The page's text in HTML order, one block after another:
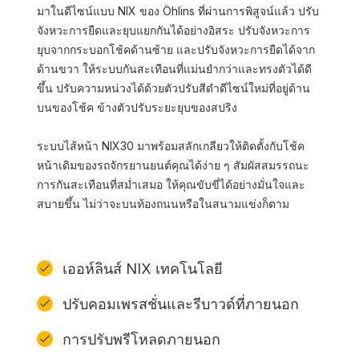
มาในดีไซน์แบบ NIX ของ Öhlins ที่ผ่านการพิสูจน์แล้ว ปรับ
จังหวะการยืดและยุบแยกกันได้อย่างอิสระ ปรับจังหวะการ
ยุบจากกระบอกโช้คด้านซ้าย และปรับจังหวะการยืดได้จาก
ด้านขวา ให้ระบบกันสะเทือนที่แม่นยำกว่าและทรงตัวได้ดี
ขึ้น ปรับความหน่วงได้ด้วยตัวปรับสีดำดีไซน์ใหม่ที่อยู่ด้าน
บนของโช้ค ข้างตัวปรับระยะยุบของสปริง
ระบบไส้หน้า NIX30 มาพร้อมสลักเกลียวให้ติดตั้งกับโช้ค
หน้าเดิมของรถจักรยานยนต์คุณได้ง่าย ๆ สัมผัสสมรรถนะ
การกันสะเทือนที่สม่ำเสมอ ให้คุณขับขี่ได้อย่างมั่นใจและ
สบายขึ้น ไม่ว่าจะบนท้องถนนหรือในสนามแข่งก็ตาม
เออห์ลินส์ NIX เทคโนโลยี
ปรับคอมเพรสชั่นและรีบาวด์ที่ภายนอก
การปรับพรีโหลดภายนอก